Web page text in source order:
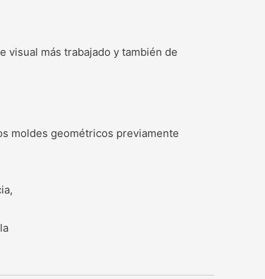
visual más trabajado y también de
moldes geométricos previamente